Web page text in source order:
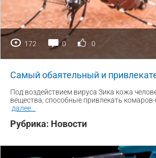
172 0 0
Самый обаятельный и
Под воздействием вируса Зика кожа
вещества, способные привлекать комаров-
далее
Рубрика: Новости